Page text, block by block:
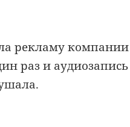
рекламу
раз и аудиозапись